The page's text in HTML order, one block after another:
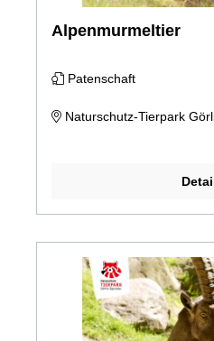
Alpenmurmeltier
Patenschaft
Naturschutz-Tierpark